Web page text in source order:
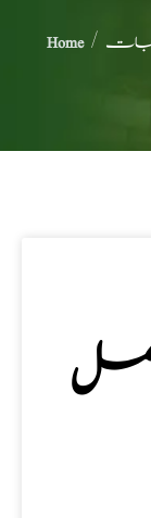
Home جات